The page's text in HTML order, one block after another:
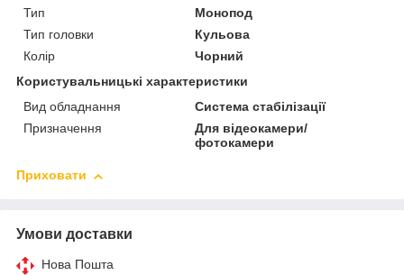
Тип
Монопод
Тип головки
Кульова
Колір
Чорний
Користувальницькі характеристики
Вид обладнання
Система стабілізації
Призначення
Для відеокамери/
фотокамери
Приховати
Умови доставки
Нова Пошта